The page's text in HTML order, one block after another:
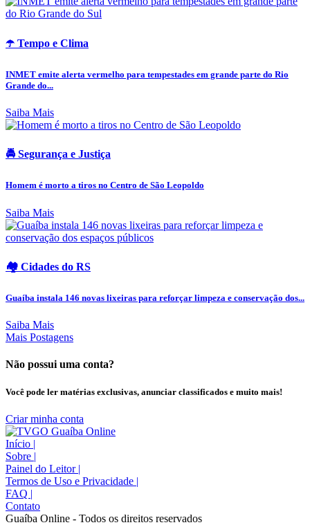
☂️ Tempo e Clima
INMET emite alerta vermelho para tempestades em grande parte do Rio
Grande do...
Saiba Mais
🚔 Segurança e Justiça
Homem é morto a tiros no Centro de São Leopoldo
Saiba Mais
🏘️ Cidades do RS
Guaíba instala 146 novas lixeiras para reforçar limpeza e conservação dos...
Saiba Mais
Mais Postagens
Não possui uma conta?
Você pode ler matérias exclusivas, anunciar classificados e muito mais!
Criar minha conta
Início |
Sobre |
Painel do Leitor |
Termos de Uso e Privacidade |
FAQ |
Contato
Guaíba Online - Todos os direitos reservados